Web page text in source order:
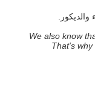
We also know
That's